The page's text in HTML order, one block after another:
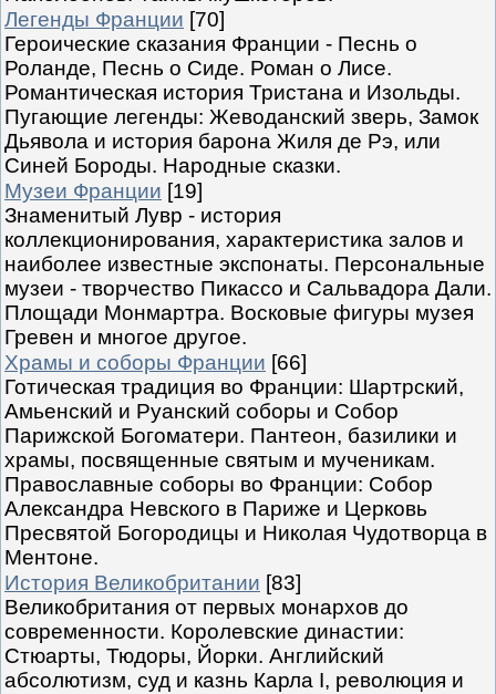
Легенды Франции [70]
Героические сказания Франции - Песнь о
Роланде, Песнь о Сиде. Роман о Лисе.
Романтическая история Тристана и Изольды.
Пугающие легенды: Жеводанский зверь, Замок
Дьявола и история барона Жиля де Рэ, или
Синей Бороды. Народные сказки.
Музеи Франции [19]
Знаменитый Лувр - история
коллекционирования, характеристика залов и
наиболее известные экспонаты. Персональные
музеи - творчество Пикассо и Сальвадора Дали.
Площади Монмартра. Восковые фигуры музея
Гревен и многое другое.
Храмы и соборы Франции [66]
Готическая традиция во Франции: Шартрский,
Амьенский и Руанский соборы и Собор
Парижской Богоматери. Пантеон, базилики и
храмы, посвященные святым и мученикам.
Православные соборы во Франции: Собор
Александра Невского в Париже и Церковь
Пресвятой Богородицы и Николая Чудотворца в
Ментоне.
История Великобритании [83]
Великобритания от первых монархов до
современности. Королевские династии:
Стюарты, Тюдоры, Йорки. Английский
абсолютизм, суд и казнь Карла I, революция и